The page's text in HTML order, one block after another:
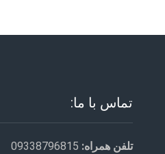
تماس با ما:
تلفن همراه: 09338796815